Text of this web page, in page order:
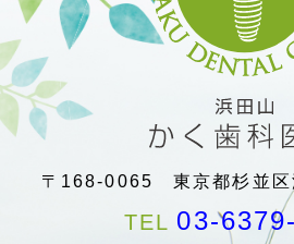
更日について
・1日(水)：休診
・5日(日)：最終受付16:30
・7日(火)：休診
・12日(日)：最終受付
・14日(火)：休診
・19日(日)：最終受付16:30
・20日(月・海の日)～22日(
〒168-0065 東京都杉並区
TEL 03-